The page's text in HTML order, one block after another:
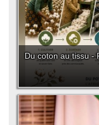
Du coton au tissu -